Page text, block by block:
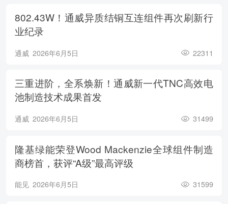
802.43W！通威异质结铜互连组件再次刷新行
业纪录
通威 2026年6月5日 22311
三重进阶，全系焕新！通威新一代TNC高效电
池制造技术成果首发
通威 2026年6月5日 31499
隆基绿能荣登Wood Mackenzie全球组件制造
商榜首，获评“A级”最高评级
能见 2026年6月5日 31599